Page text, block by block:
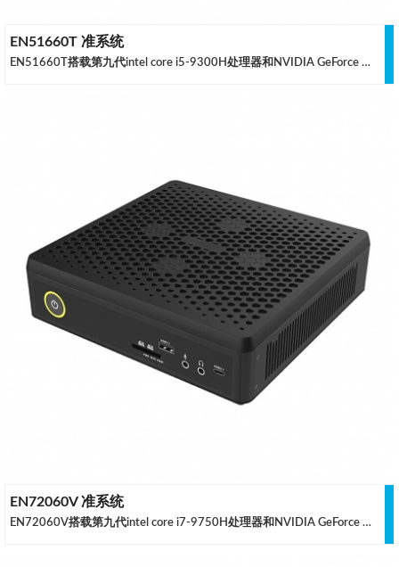
EN51660T 准系统
EN51660T搭载第九代intel core i5-9300H处理器和NVIDIA GeForce GTX 1660 Ti 独立显卡专为创作者和硬件爱好者设计而生的迷你电脑。重新设计的透气性以及力量与热量之间的平衡，赋予了其稳健的性能。能够以最紧凑的形式处理高要求的创造性工作，从而提高您的工作效率。
EN72060V 准系统
EN72060V搭载第九代intel core i7-9750H处理器和NVIDIA GeForce RTX 2060 独立显卡属于终极迷你创造者PC，专为创作者和硬件爱好者打造。重新设计的透气性和惊人的力量和热量之间的完美平衡性，实现了极为稳健的性能。以最紧凑的形式处理高要求，创造性工作的同时提高您的工作效率.